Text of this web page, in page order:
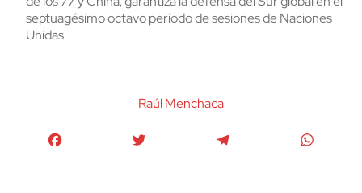
septuagésimo octavo período de sesiones de Naciones
Unidas
Raúl Menchaca